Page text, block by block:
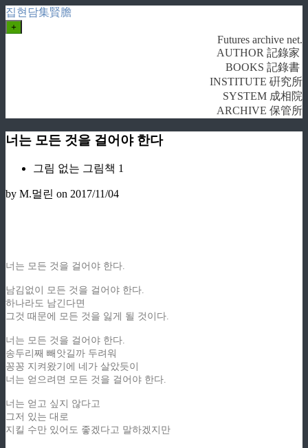
집현담集賢膽
+
Futures archive net.
AUTHOR 記錄家
BOOKS 記錄書
INSTITUTE 硏究所
SYSTEM 成相院
ARCHIVE 保管所
너는 모든 것을 걸어야 한다
그림 없는 그림책 1
by M.멀린 on 2017/11/04
너는 모든 것을 걸어야 한다.
남김없이 모든 것을 걸어야 한다.
하나라도 남긴다면
그것 때문에 모든 것을 잃게 될 것이다.
너는 모든 것을 걸어야 한다.
송두리째 빼앗길까 두려워
꽁꽁 지켜왔기에 네가 살았듯이
너는 얻으려면 모든 것을 걸어야 한다.
너는 얻고 싶지 않다고
그저 있는 대로
지킬 수만 있어도 좋겠다고 말하겠지만